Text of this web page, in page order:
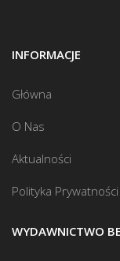
INFORMACJE
Główna
O Nas
Aktualności
Polityka Prywatności
WYDAWNICTWO